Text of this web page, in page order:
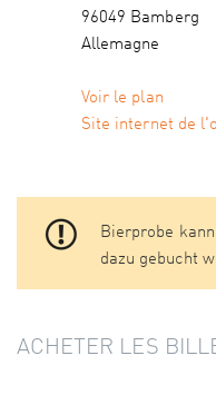
96049 Bamberg
Allemagne
Voir le plan
Site internet de
Bierprobe
dazu gebucht
ACHETER LES